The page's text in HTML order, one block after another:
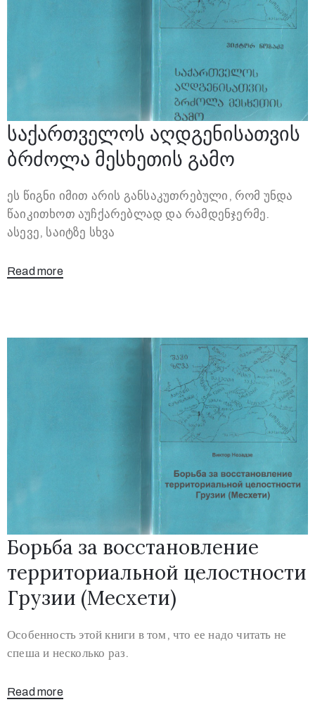
საქართველოს აღდგენისათვის
ბრძოლა მესხეთის გამო
ეს წიგნი იმით არის განსაკუთრებული, რომ უნდა
წაიკითხოთ აუჩქარებლად და რამდენჯერმე.
ასევე, საიტზე სხვა
Read more
Борьба за восстановление
территориальной целостности
Грузии (Месхети)
Особенность этой книги в том, что ее надо читать не
спеша и несколько раз.
Read more